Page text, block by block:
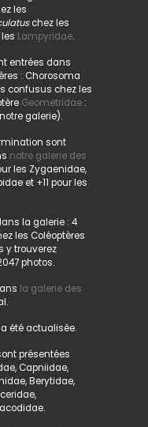
les
chez les
Lampyridae.
entrées dans
: Chorosoma
confusus chez les
Geometridae:
galerie).
sont
notre galerie des
les Zygaenidae,
et +11 pour les
la galerie : 4
les Coléoptères
y trouverez
photos.
la galerie des
a été actualisée.
présentées
Capniidae,
Berytidae,